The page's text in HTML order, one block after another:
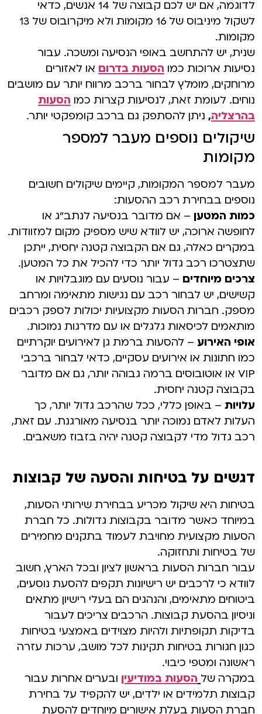
לדוגמה, אם יש לכם קבוצה של 14 אנשים, כדאי
לשקול מיניבוס של 16 מקומות ולא מיקרובוס של 13
מקומות.
שנית, יש להתחשב באופי הנסיעה ומשכה. עבור
נסיעות ארוכות כמוהסעות בדרוםאו לאזורים
מרוחקים, מומלץ לבחור ברכב מרווח יותר עם מושבים
נוחים. לעומת זאת, לנסיעות קצרות כמוהסעות
בהרצליה,ניתן להסתפק גם ברכב קומפקטי יותר.
שיקולים נוספים מעבר למספר
מקומות
מעבר למספר המקומות, קיימים שיקולים חשובים
נוספים בבחירת רכב ההסעות:
כמות המטען– אם מדובר בנסיעה לנתב"ג או
לחופשה ארוכה, יש לוודא שיש מספיק מקום למזוודות.
במקרים כאלה, גם אם הקבוצה קטנה יחסית, ייתכן
שתצטרכו רכב גדול יותר כדי להכיל את כל המטען.
צרכים מיוחדים– עבור נוסעים עם מוגבלויות או
קשישים, יש לבחור רכב עם נגישות מתאימה ומרחב
מספק. חברות הסעות מקצועיות יכולות לספק רכבים
מותאמים לכיסאות גלגלים או עם מדרגות נמוכות.
אופי האירוע– להסעות ברמת גן לאירועים יוקרתיים
כמו חתונות או אירועים עסקיים, כדאי לבחור ברכבי
VIP או אוטובוסים ברמה גבוהה יותר, גם אם מדובר
בקבוצה קטנה יחסית.
עלויות– באופן כללי, ככל שהרכב גדול יותר, כך
העלות לאדם נמוכה יותר בנסיעה מאורגנת. עם זאת,
רכב גדול מדי לקבוצה קטנה יהיה בזבוז משאבים.
דגשים על בטיחות והסעה של קבוצות
בטיחות היא שיקול מכריע בבחירת שירותי הסעות,
במיוחד כאשר מדובר בקבוצות גדולות. כל חברת
הסעות מקצועית מחויבת לעמוד בתקנים מחמירים
של בטיחות ותחזוקה.
עבור חברות הסעות בראשון לציון ובכל הארץ, חשוב
לוודא כי לרכבים יש רישיונות תקפים להסעת נוסעים,
ביטוחים מתאימים, והנהגים הם בעלי רישיון מתאים
וניסיון בהסעת קבוצות. הרכבים צריכים לעבור
בדיקות תקופתיות ולהיות מצוידים באמצעי בטיחות
כגון חגורות בטיחות תקינות לכל מושב, ערכות עזרה
ראשונה ומטפי כיבוי.
במקרה של הסעות במודיעיןובערים אחרות עבור
קבוצות תלמידים או ילדים, יש להקפיד על בחירת
חברת הסעות בעלת אישורים מיוחדים להסעת